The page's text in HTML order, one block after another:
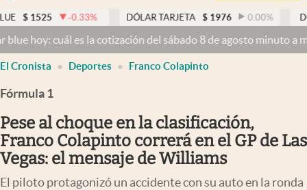
México
Economía y Política
Finanzas y Mercados
Mercados Online
Negocios
Columnistas
Otras secciones
-0.33% DÓLAR TARJETA $ 1976 0.00% DÓLAR MEP
es la cotización del sábado 8 de agosto minuto a minutoDólar
El Cronista Deportes Franco Colapinto
Fórmula 1
Pese al choque en la clasificación,
Franco Colapinto correrá en el GP de Las
Vegas: el mensaje de Williams
El piloto protagonizó un accidente con su auto en la ronda